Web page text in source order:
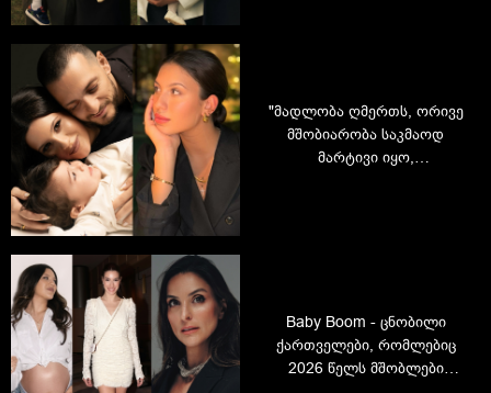
"მადლობა ღმერთს, ორივე
მშობიარობა საკმაოდ
მარტივი იყო,
Baby Boom - ცნობილი
ქართველები, რომლებიც
2026 წელს მშობლები